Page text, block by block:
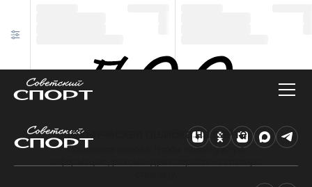
Техническая ошибка на сайте
Произошла ошибка. Чтобы найти нужную